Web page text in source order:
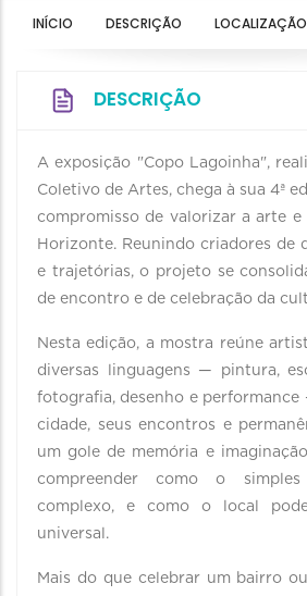
INÍCIO DESCRIÇÃO LOCALIZAÇÃO
DESCRIÇÃO
A exposição "Copo Lagoinha",
Coletivo de Artes, chega à sua 4ª
compromisso de valorizar a arte
Horizonte. Reunindo criadores de
e trajetórias, o projeto se
de encontro e de celebração da
Nesta edição, a mostra reúne
diversas linguagens — pintura,
fotografia, desenho e performance
cidade, seus encontros e
um gole de memória e
compreender como o
complexo, e como o local
universal.
Mais do que celebrar um bairro